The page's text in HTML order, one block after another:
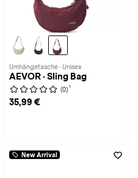
Umhängetasche · Unisex
AEVOR · Sling Bag
(0) 1
35,99 €
New Arrival